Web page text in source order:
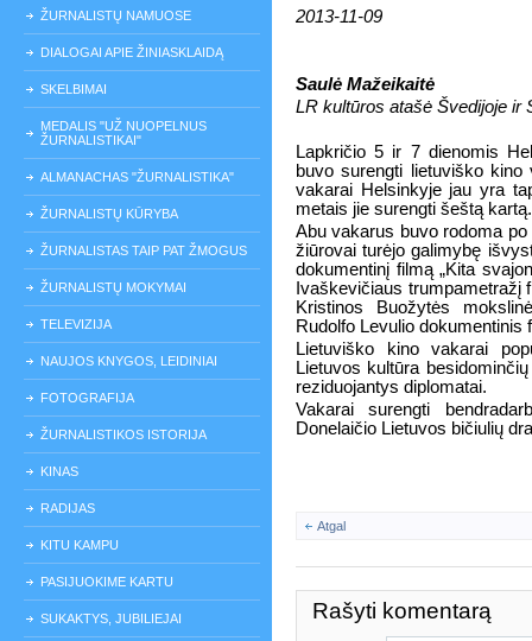
ŽURNALISTŲ NAMUOSE
DIALOGAI APIE ŽINIASKLAIDĄ
SKELBIMAI
MEDALIS "UŽ NUOPELNUS
ŽURNALISTIKAI"
ALMANACHAS "ŽURNALISTIKA"
ŽURNALISTŲ KŪRYBA
ŽURNALISTAS TAIP PAT ŽMOGUS
ŽURNALISTŲ MOKYMAI
TELEVIZIJA
NAUJOS KNYGOS, LEIDINIAI
FOTOGRAFIJA
ŽURNALISTIKOS ISTORIJA
KINAS
RADIJAS
KITU KAMPU
PASIJUOKIME KARTU
SUKAKTYS, JUBILIEJAI
2013-11-09
Saulė Mažeikaitė
LR kultūros atašė Švedijoje ir
Lapkričio 5 ir 7 dienomis
buvo surengti lietuviško
vakarai Helsinkyje jau yra
metais jie surengti šeštą kartą.
Abu vakarus buvo rodoma
žiūrovai turėjo galimybę
dokumentinį filmą „Kita
Ivaškevičiaus trumpametražį
Kristinos Buožytės
Rudolfo Levulio dokumentinis
Lietuviško kino vakarai
Lietuvos kultūra
reziduojantys diplomatai.
Vakarai surengti
Donelaičio Lietuvos bičiulių
Atgal
Rašyti komentarą